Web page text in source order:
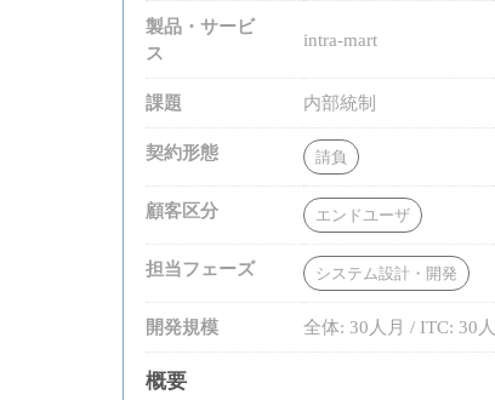
製品・サービ
ス
intra-mart
課題 内部統制
契約形態 請負
顧客区分 エンドユーザ
担当フェーズ システム設計・開発
開発規模 全体: 30人月 / ITC: 30
概要